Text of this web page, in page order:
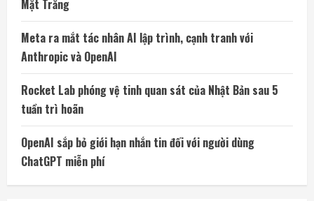
Mặt Trăng
Meta ra mắt tác nhân AI lập trình, cạnh tranh với
Anthropic và OpenAI
Rocket Lab phóng vệ tinh quan sát của Nhật Bản sau 5
tuần trì hoãn
OpenAI sắp bỏ giới hạn nhắn tin đối với người dùng
ChatGPT miễn phí